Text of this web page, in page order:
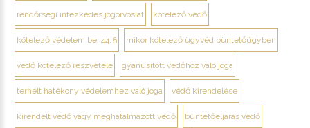
rendőrségi intézkedés jogorvoslat kötelező védő
kötelező védelem be. 44. § mikor kötelező ügyvéd büntetőügyben
védő kötelező részvétele gyanúsított védőhöz való joga
terhelt hatékony védelemhez való joga védő kirendelése
kirendelt védő vagy meghatalmazott védő büntetőeljárás védő